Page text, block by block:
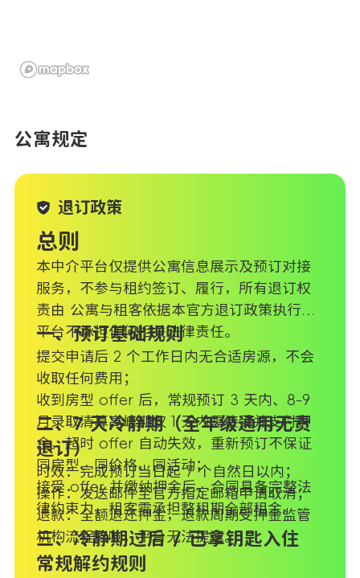
公寓规定
退订政策
总则
本中介平台仅提供公寓信息展示及预订对接
服务，不参与租约签订、履行，所有退订权
责由 公寓与租客依据本官方退订政策执行，
平台不承担任何相关法律责任。
一、预订基础规则
提交申请后 2 个工作日内无合适房源，不会
收取任何费用；
收到房型 offer 后，常规预订 3 天内、8-9
月录取清算高峰期仅 1 天内需接受并支付押
金，超时 offer 自动失效，重新预订不保证
同房型、同价格、同活动；
接受 offer 并缴纳押金后，合同具备完整法
律约束力，租客需承担整租期全部租金。
二、7 天冷静期（全年级通用无责
退订）
时效：完成预订当日起 7 个自然日以内；
操作：发送邮件至官方指定邮箱申请取消；
退款：全额退还押金，退款周期受押金监管
机构流程影响，平台无法提速。
三、冷静期过后 / 已拿钥匙入住
常规解约规则